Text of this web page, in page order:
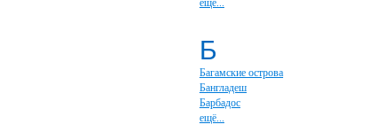
ещё...
Б
Багамские острова
Бангладеш
Барбадос
ещё...